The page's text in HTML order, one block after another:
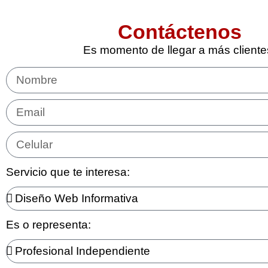
Contáctenos
Es momento de llegar a más
Servicio que te interesa:
Es o representa: